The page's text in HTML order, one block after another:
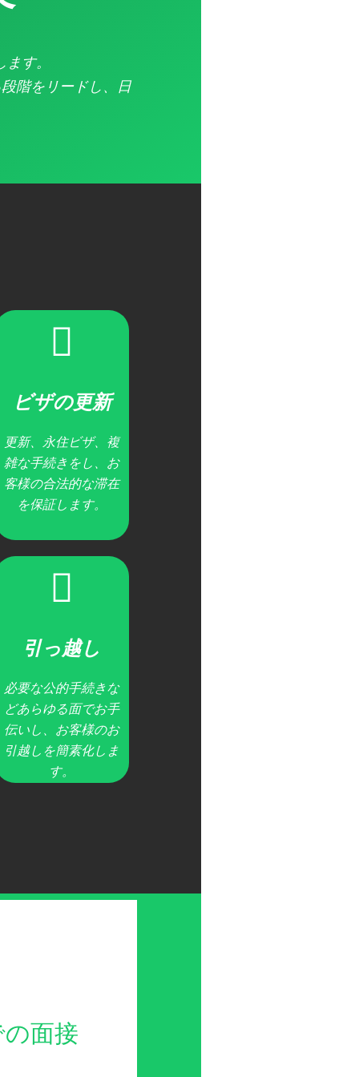
す。
階をリードし、日
ビザの更新
更新、永住ビザ、複
雑な手続きをし、お
客様の合法的な滞在
を保証します。
引っ越し
必要な公的手続きな
どあらゆる面でお手
伝いし、お客様のお
引越しを簡素化しま
す。
面接